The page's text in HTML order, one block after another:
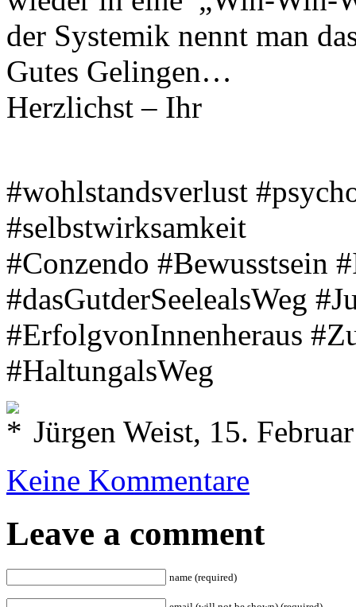
der Systemik nennt man
Gutes Gelingen…
Herzlichst – Ihr
#wohlstandsverlust
#selbstwirksamkeit
#Conzendo #Bewusstsein
#dasGutderSeelealsWeg
#ErfolgvonInnenheraus
#HaltungalsWeg
Jürgen Weist, 15.
Keine Kommentare
Leave a comment
name (required)